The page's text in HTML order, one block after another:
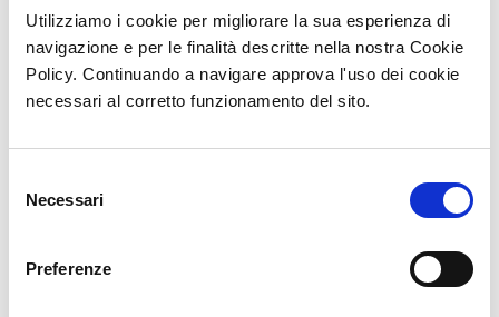
Utilizziamo i cookie per migliorare la sua esperienza di
navigazione e per le finalità descritte nella nostra Cookie
Policy. Continuando a navigare approva l'uso dei cookie
necessari al corretto funzionamento del sito.
delNecessari
Preferenze
Ideal Poli